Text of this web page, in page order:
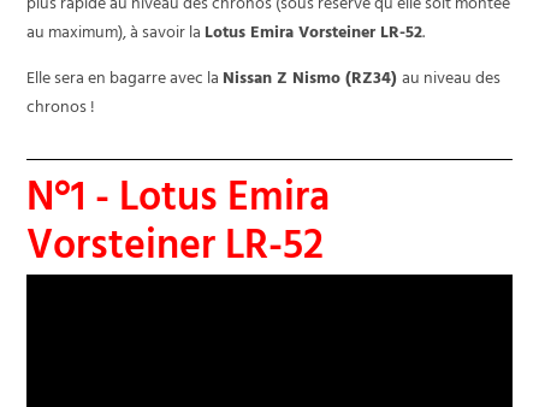
au maximum), à savoir laLotus Emira Vorsteiner LR-52.
Elle sera en bagarre avec laNissan Z Nismo (RZ34)au niveau des
chronos !
N°1 - Lotus Emira
Vorsteiner LR-52